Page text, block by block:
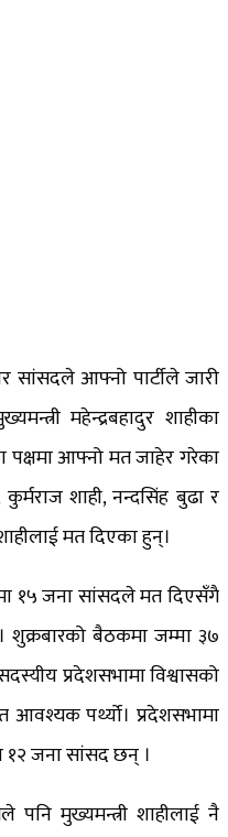
सांसदले आफ्नो पार्टीले जारी
महेन्द्रबहादुर शाहीका
पक्षमा आफ्नो मत जाहेर गरेका
शाही, नन्दसिंह बुढा र
मत दिएका हुन्।
१५ जना सांसदले मत दिएसँगै
शुक्रबारको बैठकमा जम्मा ३७
प्रदेशसभामा विश्वासको
पर्थ्यो। प्रदेशसभामा
१२ जना सांसद छन् ।
मुख्यमन्त्री शाहीलाई नै